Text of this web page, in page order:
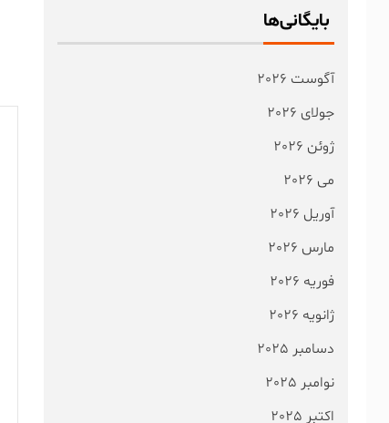
بایگانی‌ها
آگوست 2026
جولای 2026
ژوئن 2026
می 2026
آوریل 2026
مارس 2026
فوریه 2026
ژانویه 2026
دسامبر 2025
نوامبر 2025
اکتبر 2025